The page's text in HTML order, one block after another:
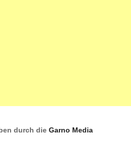
durch die Garno Media